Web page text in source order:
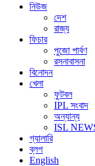
নিউজ
দেশ
রাজ্য
ফিচার
পুজো পার্বণ
রসনাবাসনা
বিনোদন
খেলা
ফুটবল
IPL সংবাদ
অন্যান্য
ISL
গ্যালারি
ব্লগ
English